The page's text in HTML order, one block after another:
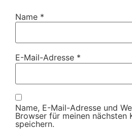
Name *
E-Mail-Adresse *
Name, E-Mail-Adresse und
Browser für meinen nächsten
speichern.